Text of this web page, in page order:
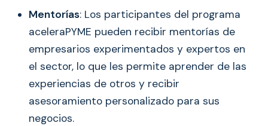
Mentorías: Los participantes del programa
aceleraPYME pueden recibir mentorías de
empresarios experimentados y expertos en
el sector, lo que les permite aprender de las
experiencias de otros y recibir
asesoramiento personalizado para sus
negocios.